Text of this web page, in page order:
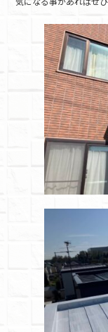
b
o
o
k